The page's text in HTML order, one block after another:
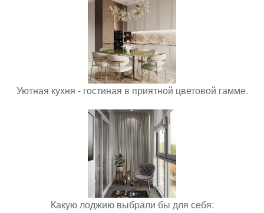
Уютная кухня - гостиная в приятной цветовой гамме.
Какую лоджию выбрали бы для себя: